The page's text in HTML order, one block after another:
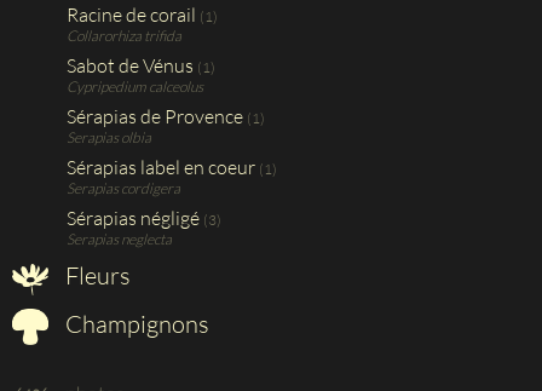
Racine de corail (1)
Collarorhiza trifida
Sabot de Vénus (1)
Cypripedium calceolus
Sérapias de Provence (1)
Serapias olbia
Sérapias label en coeur (1)
Serapias cordigera
Sérapias négligé (3)
Serapias neglecta
Fleurs
Champignons